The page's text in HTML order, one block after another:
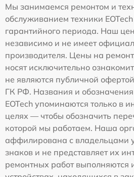
Мы занимаемся ремонтом и
обслуживанием техники
гарантийного периода. Наш
независимо и не имеет
производителя. Цены на
носят исключительно
не являются публичной
ГК РФ. Названия и
EOTech упоминаются только в
целях — чтобы обозначить
которой мы работаем. Наша
аффилирована с владельцами
знаков и не представляет их
ремонтных работ выполняются